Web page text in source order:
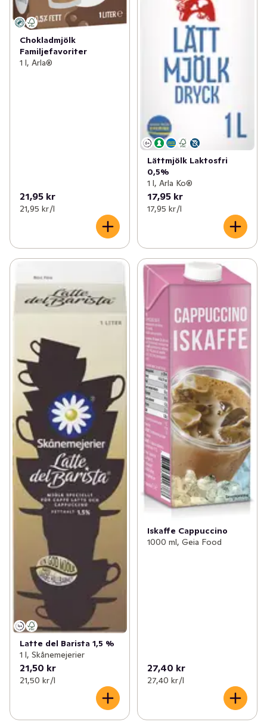
Chokladmjölk
Familjefavoriter
1 l, Arla®
21,95 kr
21,95 kr /l
Lättmjölk Laktosfri
0,5%
1 l, Arla Ko®
17,95 kr
17,95 kr /l
Latte del Barista 1,5 %
1 l, Skånemejerier
21,50 kr
21,50 kr /l
Iskaffe Cappuccino
1000 ml, Geia Food
27,40 kr
27,40 kr /l